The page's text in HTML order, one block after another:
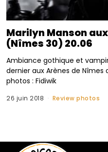
Marilyn Manson
(Nîmes 30) 20.06
Ambiance gothique et
dernier aux Arènes de Nîmes
photos : Fidiwik
26 juin 2018 Review photos